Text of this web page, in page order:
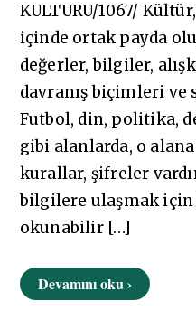
KULTURU/1067/
içinde ortak payda
değerler, bilgiler,
davranış biçimleri ve
Futbol, din, politika,
gibi alanlarda, o
kurallar, şifreler
bilgilere ulaşmak
okunabilir […]
Devamını oku ›